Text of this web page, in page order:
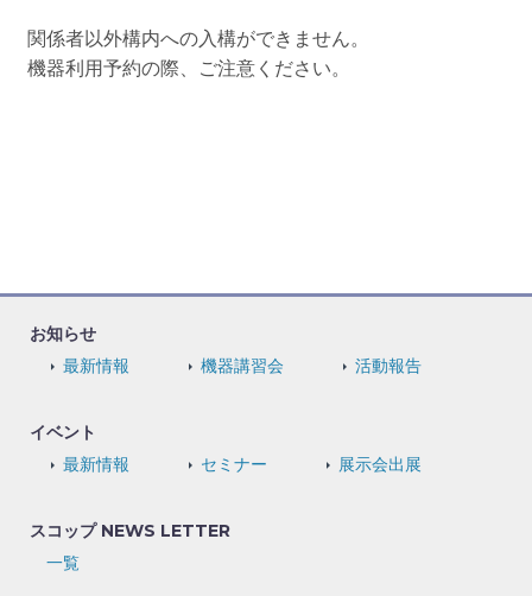
関係者以外構内への入構ができません。
機器利用予約の際、ご注意ください。
お知らせ
最新情報 機器講習会 活動報告
イベント
最新情報 セミナー 展示会出展
スコップ NEWS LETTER
一覧